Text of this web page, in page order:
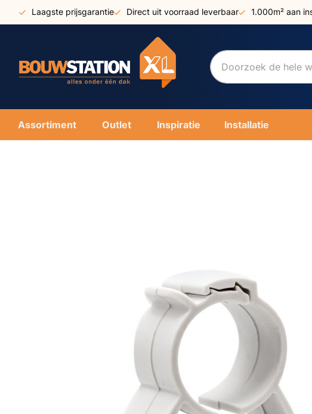
Ga
naar
Laagste prijsgarantie Direct uit voorraad leverbaar 1.000m² aan
Assortiment Outlet Inspiratie Installatie